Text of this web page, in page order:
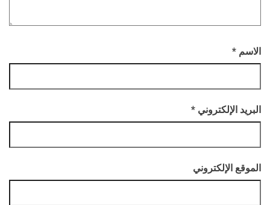
الاسم *
البريد الإلكتروني *
الموقع الإلكتروني